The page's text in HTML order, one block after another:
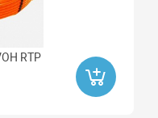
RTP